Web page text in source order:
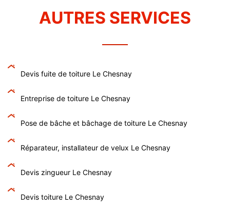
AUTRES SERVICES
Devis fuite de toiture Le Chesnay
Entreprise de toiture Le Chesnay
Pose de bâche et bâchage de toiture Le Chesnay
Réparateur, installateur de velux Le Chesnay
Devis zingueur Le Chesnay
Devis toiture Le Chesnay